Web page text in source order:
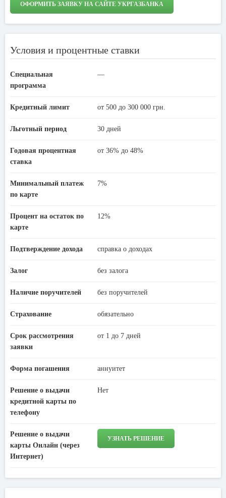
ОФОРМИТЬ ЗАЯВКУ НА САЙТЕ УКРГАЗБАНКА
Условия и процентные ставки
Специальная
программа
—
Кредитный лимит от 500 до 300 000 грн.
Льготный период 30 дней
Годовая процентная
ставка
от 36% до 48%
Минимальный платеж
по карте
7%
Процент на остаток по
карте
12%
Подтверждение дохода справка о доходах
Залог без залога
Наличие поручителей без поручителей
Страхование обязательно
Срок рассмотрения
заявки
от 1 до 7 дней
Форма погашения аннуитет
Решение о выдачи
кредитной карты по
телефону
Нет
Решение о выдачи
карты Онлайн (через
Интернет)
УЗНАТЬ РЕШЕНИЕ